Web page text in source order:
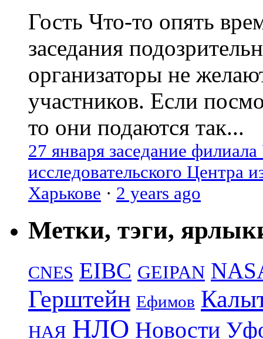
Гость Что-то опять
заседания
организаторы не
участников. Если
то они подаются так...
27 января заседание
исследовательского Центра
Харькове · 2 years ago
Метки, тэги,
CNES EIBC GEIPAN
Герштейн Ефимов
НАЯ НЛО Новости